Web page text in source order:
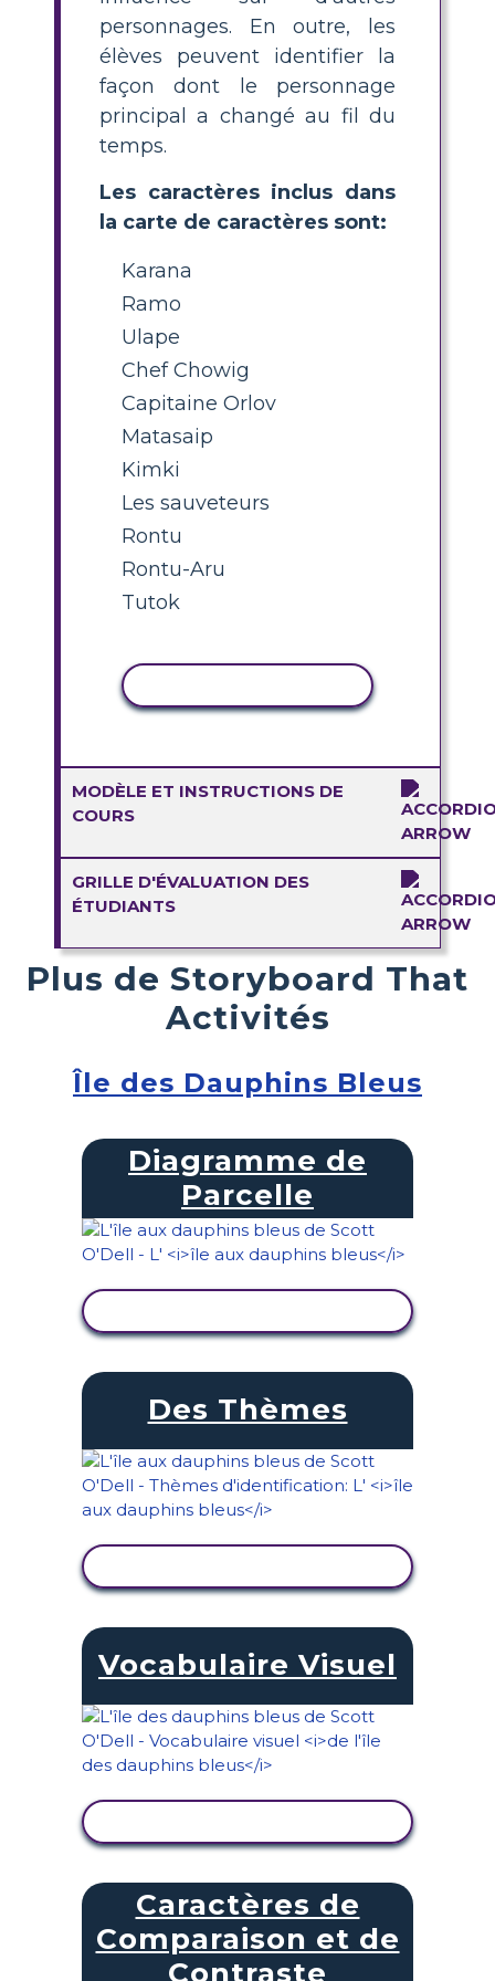
personnages. En outre, les
élèves peuvent identifier la
façon dont le personnage
principal a changé au fil du
temps.
Les caractères inclus dans
la carte de caractères sont:
Karana
Ramo
Ulape
Chef Chowig
Capitaine Orlov
Matasaip
Kimki
Les sauveteurs
Rontu
Rontu-Aru
Tutok
MODÈLE ET INSTRUCTIONS DE
COURS
GRILLE D'ÉVALUATION DES
ÉTUDIANTS
Plus de Storyboard That
Activités
Île des Dauphins Bleus
Diagramme de
Parcelle
Des Thèmes
Vocabulaire Visuel
Caractères de
Comparaison et de
Contraste